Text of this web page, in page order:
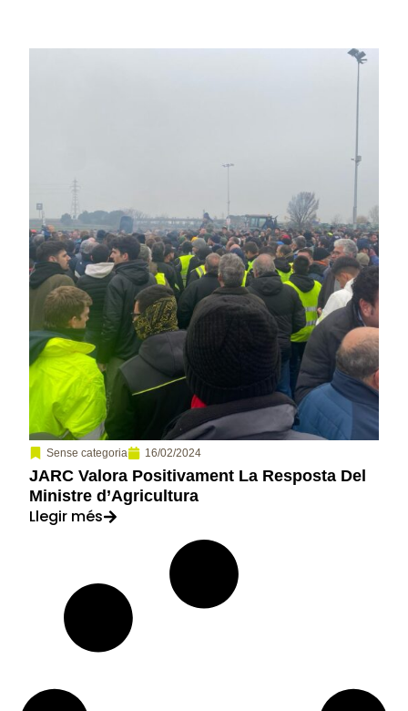
Sense categoria 16/02/2024
JARC Valora Positivament La Resposta Del
Ministre d’Agricultura
Llegir més